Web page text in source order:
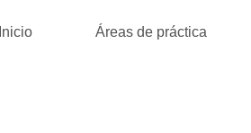
Inicio Áreas de práctica